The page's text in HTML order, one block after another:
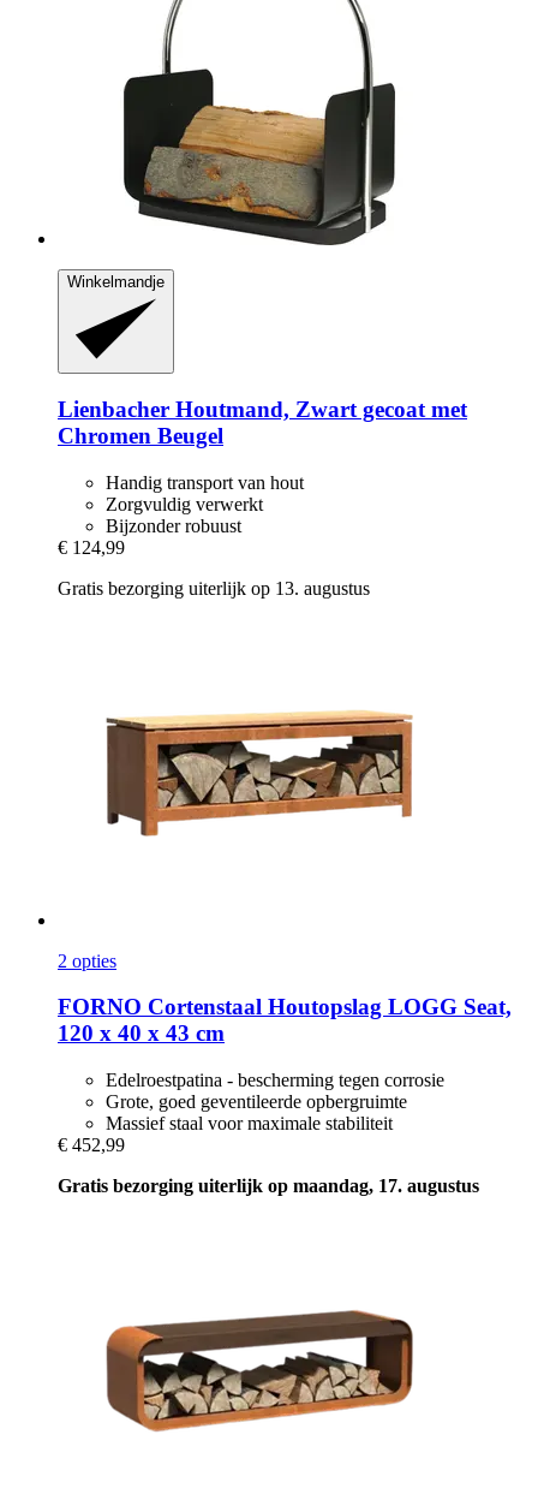
Winkelmandje
Lienbacher Houtmand, Zwart gecoat met
Chromen Beugel
Handig transport van hout
Zorgvuldig verwerkt
Bijzonder robuust
€ 124,99
Gratis bezorging uiterlijk op 13. augustus
2 opties
FORNO Cortenstaal Houtopslag LOGG Seat,
120 x 40 x 43 cm
Edelroestpatina - bescherming tegen corrosie
Grote, goed geventileerde opbergruimte
Massief staal voor maximale stabiliteit
€ 452,99
Gratis bezorging uiterlijk op maandag, 17. augustus